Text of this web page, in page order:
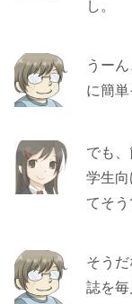
し。
うー
に簡単
でも
学生
てそう
そう
誌を